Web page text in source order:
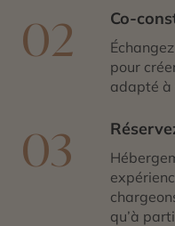
02 Co-
pour
adapté à
03
qu’à